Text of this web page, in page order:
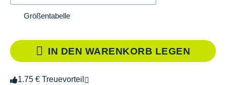
Größentabelle
IN DEN WARENKORB LEGEN
1.75 € Treuevorteil